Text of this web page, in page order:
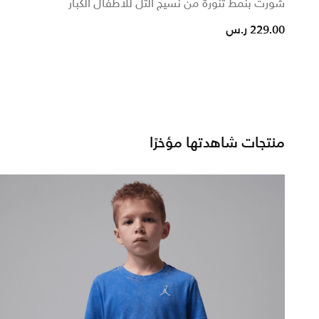
شورت بنمط تنورة من نسيج التل للأطفال الكبار
229.00 ر.س
منتجات شاهدتها مؤخرًا